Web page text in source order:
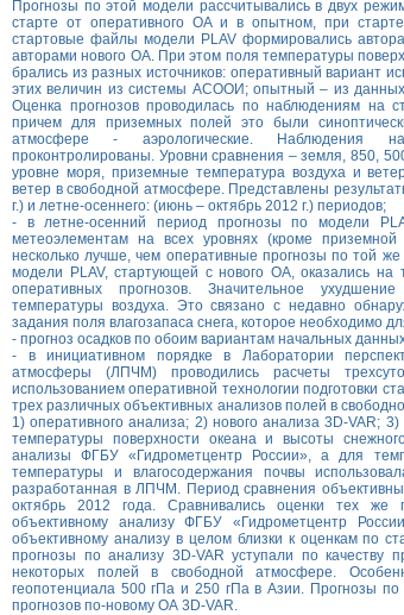
Прогнозы по этой модели рассчитывались в двух
старте от оперативного ОА и в опытном, при
стартовые файлы модели PLAV формировались
авторами нового ОА. При этом поля температуры
брались из разных источников: оперативный вариант
этих величин из системы АСООИ; опытный – из
Оценка прогнозов проводилась по наблюдениям на
причем для приземных полей это были
атмосфере - аэрологические. Наблюдения
проконтролированы. Уровни сравнения – земля, 850,
уровне моря, приземные температура воздуха и
ветер в свободной атмосфере. Представлены
г.) и летне-осеннего: (июнь – октябрь 2012 г.) периодов;
- в летне-осенний период прогнозы по модели
метеоэлементам на всех уровнях (кроме
несколько лучше, чем оперативные прогнозы по той
модели PLAV, стартующей с нового ОА, оказались
оперативных прогнозов. Значительное
температуры воздуха. Это связано с недавно
задания поля влагозапаса снега, которое необходимо
- прогноз осадков по обоим вариантам начальных
- в инициативном порядке в Лаборатории
атмосферы (ЛПЧМ) проводились расчеты
использованием оперативной технологии подготовки
трех различных объективных анализов полей в
1) оперативного анализа; 2) нового анализа 3D-VAR;
температуры поверхности океана и высоты
анализы ФГБУ «Гидрометцентр России», а для
температуры и влагосодержания почвы
разработанная в ЛПЧМ. Период сравнения
октябрь 2012 года. Сравнивались оценки тех
объективному анализу ФГБУ «Гидрометцентр
объективному анализу в целом близки к оценкам по
прогнозы по анализу 3D-VAR уступали по качеству
некоторых полей в свободной атмосфере.
геопотенциала 500 гПа и 250 гПа в Азии. Прогнозы
прогнозов по-новому ОА 3D-VAR.